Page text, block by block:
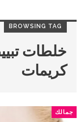
BROWSING TAG
خلطات
كريمات
جمالك